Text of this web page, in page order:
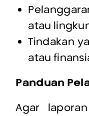
atau
Tindakan
atau
Panduan
Agar